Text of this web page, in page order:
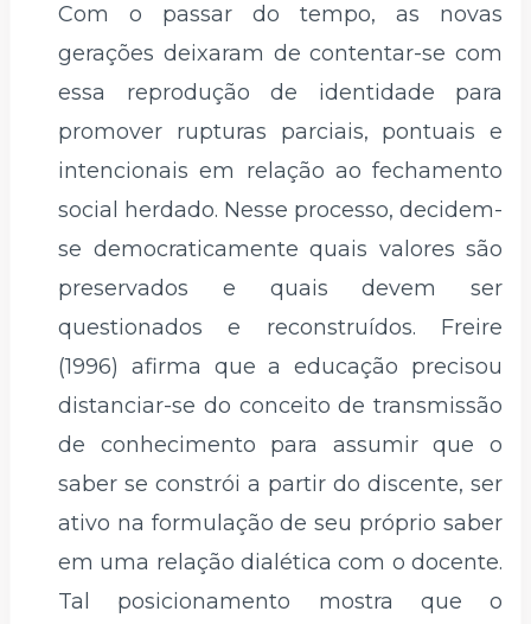
Com o passar do tempo, as novas
gerações deixaram de contentar-se com
essa reprodução de identidade para
promover rupturas parciais, pontuais e
intencionais em relação ao fechamento
social herdado. Nesse processo, decidem-
se democraticamente quais valores são
preservados e quais devem ser
questionados e reconstruídos. Freire
(1996) afirma que a educação precisou
distanciar-se do conceito de transmissão
de conhecimento para assumir que o
saber se constrói a partir do discente, ser
ativo na formulação de seu próprio saber
em uma relação dialética com o docente.
Tal posicionamento mostra que o